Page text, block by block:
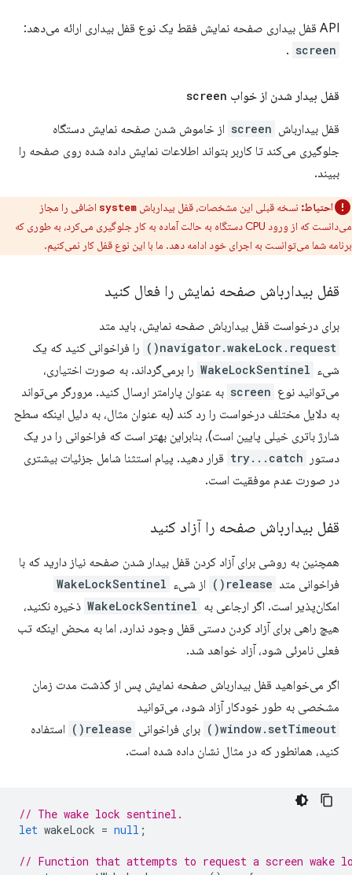
API قفل بیداری صفحه نمایش فقط یک نوع قفل بیداری ارائه می‌دهد:
screen
.
قفل بیدار شدن از خواب screen
قفل بیدارباش screen از خاموش شدن صفحه نمایش دستگاه
جلوگیری می‌کند تا کاربر بتواند اطلاعات نمایش داده شده روی صفحه را
ببیند.
احتیاط: نسخه قبلی این مشخصات، قفل بیدارباش system اضافی را مجاز
می‌دانست که از ورود CPU دستگاه به حالت آماده به کار جلوگیری می‌کرد، به طوری که
برنامه شما می‌توانست به اجرای خود ادامه دهد. ما با این نوع قفل کار نمی‌کنیم.
قفل بیدارباش صفحه نمایش را فعال کنید
برای درخواست قفل بیدارباش صفحه نمایش، باید متد
navigator.wakeLock.request()
را فراخوانی کنید که یک
شیء WakeLockSentinel را برمی‌گرداند. به صورت اختیاری،
می‌توانید نوع screen به عنوان پارامتر ارسال کنید. مرورگر می‌تواند
به دلایل مختلف درخواست را رد کند (به عنوان مثال، به دلیل اینکه سطح
شارژ باتری خیلی پایین است)، بنابراین بهتر است که فراخوانی را در یک
دستور
try...catch قرار دهید. پیام استثنا شامل جزئیات بیشتری
در صورت عدم موفقیت است.
قفل بیدارباش صفحه را آزاد کنید
همچنین به روشی برای آزاد کردن قفل بیدار شدن صفحه نیاز دارید که با
فراخوانی متد release() از شیء WakeLockSentinel
امکان‌پذیر است. اگر ارجاعی به WakeLockSentinel ذخیره نکنید،
هیچ راهی برای آزاد کردن دستی قفل وجود ندارد، اما به محض اینکه تب
فعلی نامرئی شود، آزاد خواهد شد.
اگر می‌خواهید قفل بیدارباش صفحه نمایش پس از گذشت مدت زمان
مشخصی به طور خودکار آزاد شود، می‌توانید
window.setTimeout() برای فراخوانی release()
استفاده
کنید، همانطور که در مثال نشان داده شده است.
// The wake lock sentinel.
let wakeLock = null ;
// Function that attempts to request a screen wake